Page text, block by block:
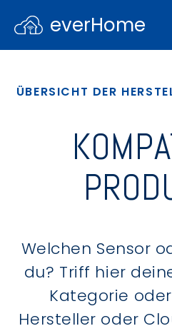
everHome
ÜBERSICHT DER
Welchen Sensor
du? Triff hier
Kategorie
Hersteller oder